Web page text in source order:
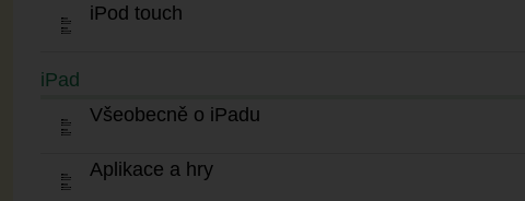
iPod touch
iPad
Všeobecně o iPadu
Aplikace a hry